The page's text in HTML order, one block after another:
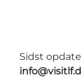
Sidst